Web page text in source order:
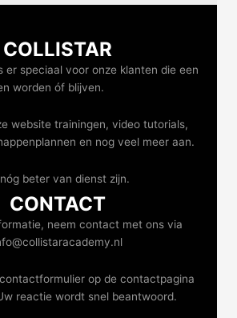
COLLISTAR
er speciaal voor onze klanten die een
worden óf blijven.
website trainingen, video tutorials,
en nog veel meer aan.
beter van dienst zijn.
CONTACT
neem contact met ons via
op de contactpagina
reactie wordt snel beantwoord.